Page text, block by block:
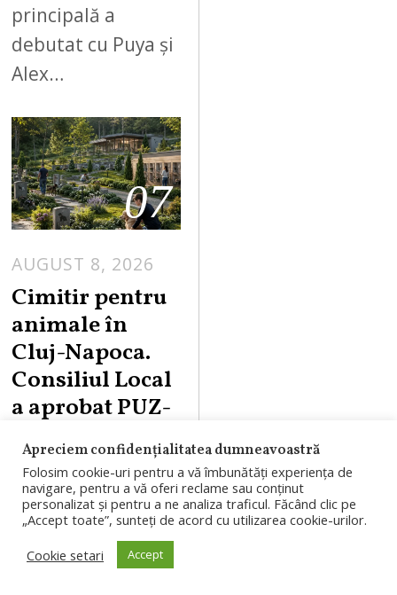
principală a
debutat cu Puya și
Alex…
07
AUGUST 8, 2026
Cimitir pentru
animale în
Cluj-Napoca.
Consiliul Local
a aprobat PUZ-
ul pentru
proiectul din
Valea
Gârbăului
Consiliul Local
Apreciem confidențialitatea dumneavoastră
Folosim cookie-uri pentru a vă îmbunătăți experiența de
navigare, pentru a vă oferi reclame sau conținut
personalizat și pentru a ne analiza traficul. Făcând clic pe
„Accept toate”, sunteți de acord cu utilizarea cookie-urilor.
Cookie setari
Accept